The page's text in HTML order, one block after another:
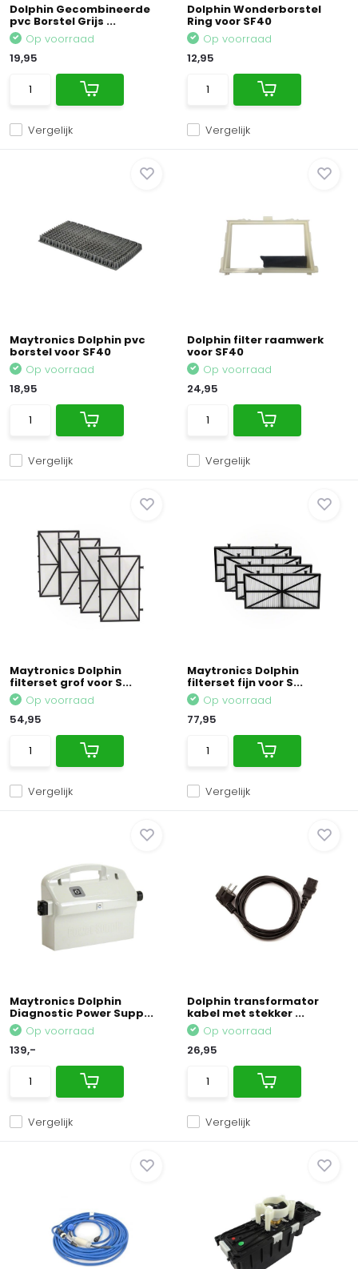
Dolphin Gecombineerde
pvc Borstel Grijs ...
Vergelijk
Op voorraad
19,95
Dolphin Wonderborstel
Ring voor SF40
Vergelijk
Op voorraad
12,95
Maytronics Dolphin pvc
borstel voor SF40
Vergelijk
Op voorraad
18,95
Dolphin filter raamwerk
voor SF40
Vergelijk
Op voorraad
24,95
Maytronics Dolphin
filterset grof voor S...
Vergelijk
Op voorraad
54,95
Maytronics Dolphin
filterset fijn voor S...
Vergelijk
Op voorraad
77,95
Maytronics Dolphin
Diagnostic Power Supp...
Vergelijk
Op voorraad
139,-
Dolphin transformator
kabel met stekker ...
Vergelijk
Op voorraad
26,95